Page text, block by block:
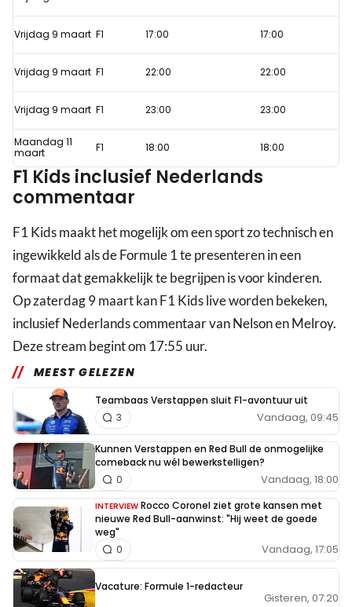
Vrijdag 9 maart F1 17:00 17:00
Vrijdag 9 maart F1 22:00 22:00
Vrijdag 9 maart F1 23:00 23:00
Maandag 11
maart
F1 18:00 18:00
F1 Kids inclusief Nederlands
commentaar
F1 Kids maakt het mogelijk om een sport zo technisch en
ingewikkeld als de Formule 1 te presenteren in een
formaat dat gemakkelijk te begrijpen is voor kinderen.
Op zaterdag 9 maart kan F1 Kids live worden bekeken,
inclusief Nederlands commentaar van Nelson en Melroy.
Deze stream begint om 17:55 uur.
MEEST GELEZEN
Teambaas Verstappen sluit F1-avontuur uit
Vandaag, 09:45
3
Kunnen Verstappen en Red Bull de onmogelijke
comeback nu wél bewerkstelligen?
Vandaag, 18:00
0
INTERVIEW Rocco Coronel ziet grote kansen met
nieuwe Red Bull-aanwinst: "Hij weet de goede
weg"
Vandaag, 17:05
0
Vacature: Formule 1-redacteur
Gisteren, 07:20